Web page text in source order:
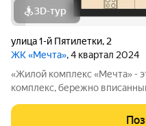
3D-тур
улица 1-й Пятилетки, 2
ЖК «Мечта», 4 квартал 2024
«Жилой комплекс «Мечта» -
комплекс, бережно
Пятилетки. Находясь в 10-ти